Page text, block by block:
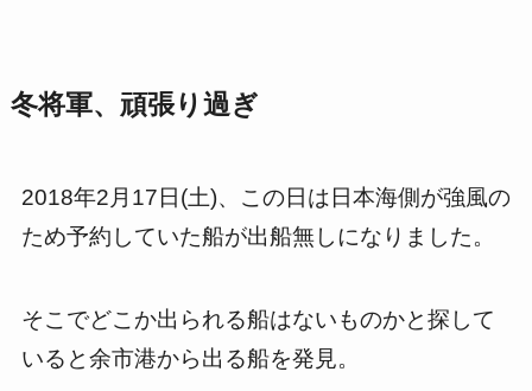
冬将軍、頑張り過ぎ
2018年2月17日(土)、この日は日本海側が強風の
ため予約していた船が出船無しになりました。
そこでどこか出られる船はないものかと探して
いると余市港から出る船を発見。